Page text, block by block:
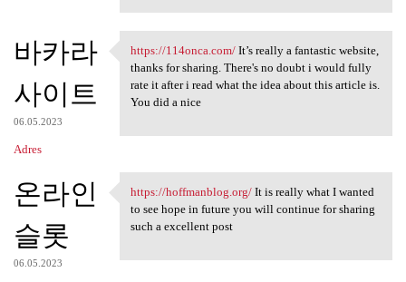
바카라
사이트
06.05.2023
Adres
https://114onca.com/ It’s
https://114onca.com/It’s really a fantastic website,
thanks for sharing. There's no doubt i would fully
rate it after i read what the idea about this article is.
You did a nice
온라인
슬롯
06.05.2023
https://hoffmanblog.org/ It
https://hoffmanblog.org/It is really what I wanted
to see hope in future you will continue for sharing
such a excellent post